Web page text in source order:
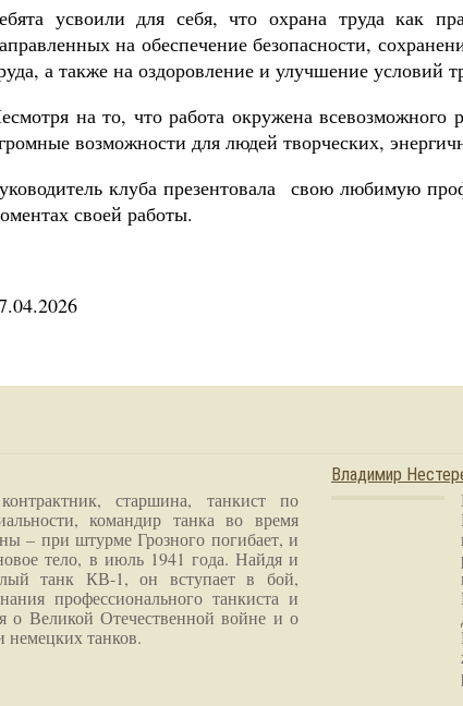
усвоили для себя, что охрана труда как
на обеспечение безопасности,
а также на оздоровление и улучшение условий
на то, что работа окружена
возможности для людей творческих,
клуба презентовала свою любимую
своей работы.
старшина, танкист по
командир танка во время
– при штурме Грозного погибает, и
тело, в июль 1941 года. Найдя и
танк КВ-1, он вступает в бой,
профессионального танкиста и
о Великой Отечественной войне и о
немецких танков.
Владимир